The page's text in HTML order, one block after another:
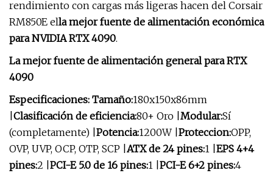
rendimiento con cargas más ligeras hacen del Corsair
RM850E ella mejor fuente de alimentación económica
para NVIDIA RTX 4090.
La mejor fuente de alimentación general para RTX
4090
Especificaciones: Tamaño:180x150x86mm
Clasificación de eficiencia:80+ Oro | Modular:Sí
(completamente) | Potencia:1200W | Proteccion:OPP,
OVP, UVP, OCP, OTP, SCP | ATX de 24 pines:1 | EPS 4+4
pines:2 | PCI-E 5.0 de 16 pines:1 | PCI-E 6+2 pines:4